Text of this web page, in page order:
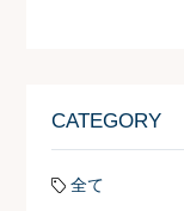
CATEGORY
全て